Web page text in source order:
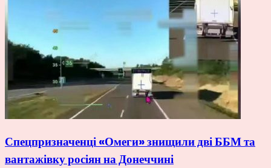
Спецпризначенці «Омеги» знищили дві ББМ та
вантажівку росіян на Донеччині